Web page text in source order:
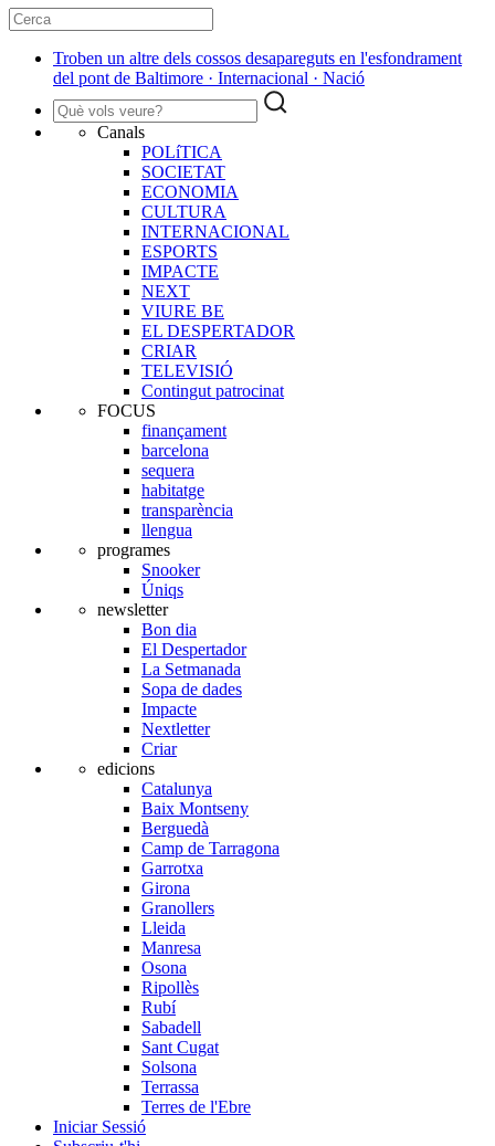
Troben un altre dels cossos desapareguts en l'esfondrament
del pont de Baltimore · Internacional · Nació
Canals
POLíTICA
SOCIETAT
ECONOMIA
CULTURA
INTERNACIONAL
ESPORTS
IMPACTE
NEXT
VIURE BE
EL DESPERTADOR
CRIAR
TELEVISIÓ
Contingut patrocinat
FOCUS
finançament
barcelona
sequera
habitatge
transparència
llengua
programes
Snooker
Úniqs
newsletter
Bon dia
El Despertador
La Setmanada
Sopa de dades
Impacte
Nextletter
Criar
edicions
Catalunya
Baix Montseny
Berguedà
Camp de Tarragona
Garrotxa
Girona
Granollers
Lleida
Manresa
Osona
Ripollès
Rubí
Sabadell
Sant Cugat
Solsona
Terrassa
Terres de l'Ebre
Iniciar Sessió